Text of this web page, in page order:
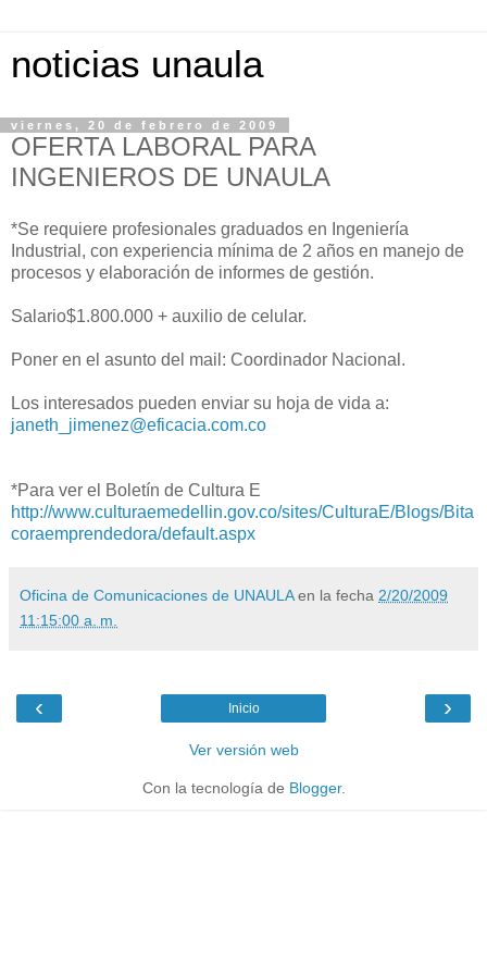
noticias unaula
viernes, 20 de febrero de 2009
OFERTA LABORAL PARA
INGENIEROS DE UNAULA
*Se requiere profesionales graduados en Ingeniería
Industrial, con experiencia mínima de 2 años en manejo de
procesos y elaboración de informes de gestión.
Salario$1.800.000 + auxilio de celular.
Poner en el asunto del mail: Coordinador Nacional.
Los interesados pueden enviar su hoja de vida a:
janeth_jimenez@eficacia.com.co
*Para ver el Boletín de Cultura E
http://www.culturaemedellin.gov.co/sites/CulturaE/Blogs/Bita
coraemprendedora/default.aspx
Oficina de Comunicaciones de UNAULA en la fecha 2/20/2009
11:15:00 a. m.
‹ ›
Inicio
Ver versión web
Con la tecnología de Blogger.